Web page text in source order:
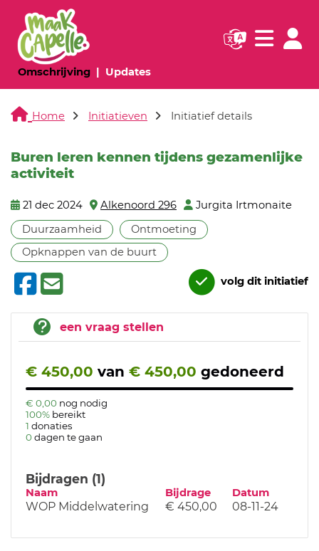
Omschrijving(huidige pagina)
Updates(huidige pagina)
Navigatie
Home Initiatieven Initiatief details
Buren leren kennen tijdens gezamenlijke
activiteit
21 dec 2024 Alkenoord 296
Jurgita Irtmonaite
Duurzaamheid
Ontmoeting
Opknappen van de buurt
volg dit initiatief
een vraag stellen
€ 450,00 van € 450,00 gedoneerd
€ 0,00 nog nodig
100% bereikt
1 donaties
0 dagen te gaan
Bijdragen (1)
Naam Bijdrage Datum
WOP Middelwatering € 450,00 08-11-24